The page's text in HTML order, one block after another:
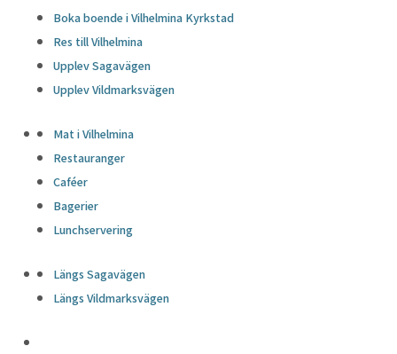
Boka boende i Vilhelmina Kyrkstad
Res till Vilhelmina
Upplev Sagavägen
Upplev Vildmarksvägen
Mat i Vilhelmina
Restauranger
Caféer
Bagerier
Lunchservering
Längs Sagavägen
Längs Vildmarksvägen